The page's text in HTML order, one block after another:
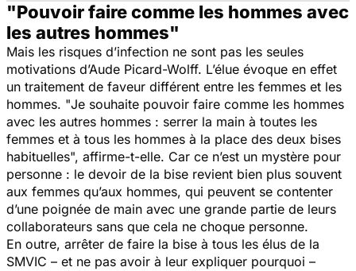
"Pouvoir faire comme les hommes avec
les autres hommes"
Mais les risques d’infection ne sont pas les seules
motivations d’Aude Picard-Wolff. L’élue évoque en effet
un traitement de faveur différent entre les femmes et les
hommes. "Je souhaite pouvoir faire comme les hommes
avec les autres hommes : serrer la main à toutes les
femmes et à tous les hommes à la place des deux bises
habituelles", affirme-t-elle. Car ce n’est un mystère pour
personne : le devoir de la bise revient bien plus souvent
aux femmes qu’aux hommes, qui peuvent se contenter
d’une poignée de main avec une grande partie de leurs
collaborateurs sans que cela ne choque personne.
En outre, arrêter de faire la bise à tous les élus de la
SMVIC – et ne pas avoir à leur expliquer pourquoi –